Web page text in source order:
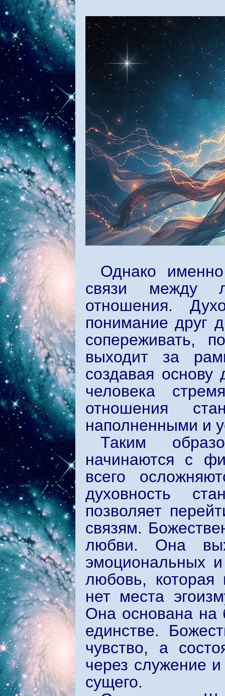
Однако
связи между
отношения.
понимание друг
сопереживать,
выходит за
создавая основу
человека
отношения
наполненными и
Таким
начинаются с
всего
духовность
позволяет
связям.
любви. Она
эмоциональных
любовь, которая
нет места
Она основана на
единстве.
чувство, а
через служение
сущего.